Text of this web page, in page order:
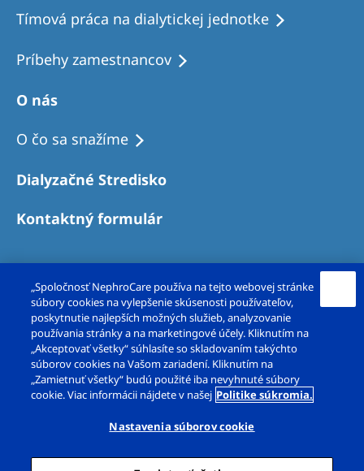
Tímová práca na dialytickej jednotke
Príbehy zamestnancov
O nás
O čo sa snažíme
Dialyzačné Stredisko
Kontaktný formulár
Copyright© FMC-dialyzačné služby, s. r. o. 2026.
Všetky práva vyhradené.
Právne poznámky
Ochrana súkromia
Cookie vyhlásenie
„Spoločnosť NephroCare používa na tejto webovej stránke
súbory cookies na vylepšenie skúsenosti používateľov,
poskytnutie najlepších možných služieb, analyzovanie
používania stránky a na marketingové účely. Kliknutím na
„Akceptovať všetky“ súhlasíte so skladovaním takýchto
súborov cookies na Vašom zariadení. Kliknutím na
„Zamietnuť všetky“ budú použité iba nevyhnuté súbory
cookie. Viac informácii nájdete v našej Politike súkromia.
Nastavenia súborov cookie